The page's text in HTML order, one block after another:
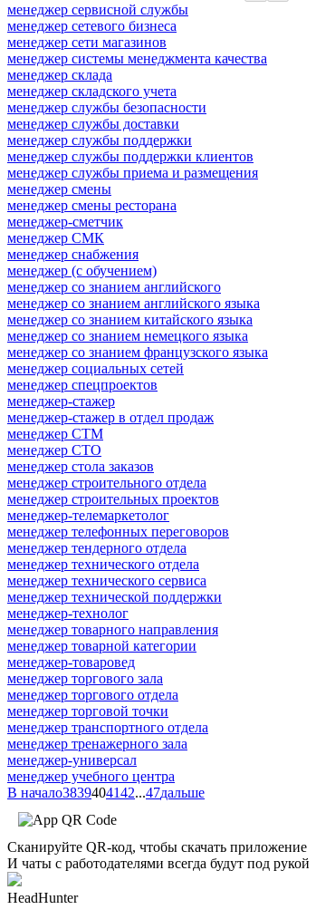
менеджер сервисной службы
менеджер сетевого бизнеса
менеджер сети магазинов
менеджер системы менеджмента качества
менеджер склада
менеджер складского учета
менеджер службы безопасности
менеджер службы доставки
менеджер службы поддержки
менеджер службы поддержки клиентов
менеджер службы приема и размещения
менеджер смены
менеджер смены ресторана
менеджер-сметчик
менеджер СМК
менеджер снабжения
менеджер (с обучением)
менеджер со знанием английского
менеджер со знанием английского языка
менеджер со знанием китайского языка
менеджер со знанием немецкого языка
менеджер со знанием французского языка
менеджер социальных сетей
менеджер спецпроектов
менеджер-стажер
менеджер-стажер в отдел продаж
менеджер СТМ
менеджер СТО
менеджер стола заказов
менеджер строительного отдела
менеджер строительных проектов
менеджер-телемаркетолог
менеджер телефонных переговоров
менеджер тендерного отдела
менеджер технического отдела
менеджер технического сервиса
менеджер технической поддержки
менеджер-технолог
менеджер товарного направления
менеджер товарной категории
менеджер-товаровед
менеджер торгового зала
менеджер торгового отдела
менеджер торговой точки
менеджер транспортного отдела
менеджер тренажерного зала
менеджер-универсал
менеджер учебного центра
В начало3839404142...47дальше
Сканируйте QR-код, чтобы скачать приложение
И чаты с работодателями всегда будут под рукой
HeadHunter